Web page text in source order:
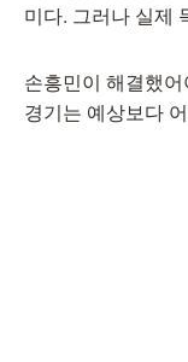
미다. 그러나 실제
손흥민이 해결했
경기는 예상보다